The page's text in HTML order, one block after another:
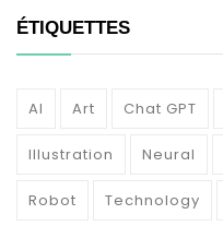
ÉTIQUETTES
AI Art Chat GPT
Illustration Neural
Robot Technology